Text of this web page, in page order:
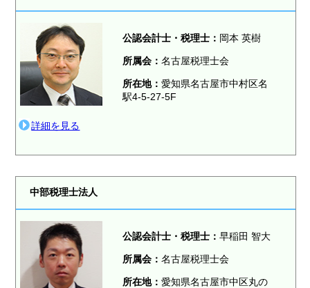
詳細を見る
公認会計士・税理士： 岡本 英樹
所属会：名古屋税理士会
所在地：愛知県名古屋市中村区名
駅4-5-27-5F
中部税理士法人
公認会計士・税理士：早稲田 智大
所属会：名古屋税理士会
所在地：愛知県名古屋市中区丸の